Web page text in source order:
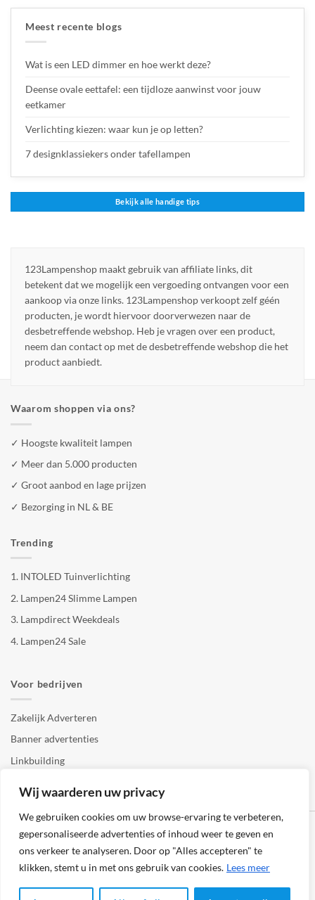
Wij waarderen uw privacy
We gebruiken cookies om uw browse-ervaring te verbeteren,
gepersonaliseerde advertenties of inhoud weer te geven en
ons verkeer te analyseren. Door op "Alles accepteren" te
klikken, stemt u in met ons gebruik van cookies. Lees meer
Meest recente blogs
Wat is een LED dimmer en hoe werkt deze?
Deense ovale eettafel: een tijdloze aanwinst voor jouw
eetkamer
Verlichting kiezen: waar kun je op letten?
7 designklassiekers onder tafellampen
Bekijk alle handige tips
123Lampenshop maakt gebruik van affiliate links, dit
betekent dat we mogelijk een vergoeding ontvangen voor een
aankoop via onze links. 123Lampenshop verkoopt zelf géén
producten, je wordt hiervoor doorverwezen naar de
desbetreffende webshop. Heb je vragen over een product,
neem dan contact op met de desbetreffende webshop die het
product aanbiedt.
Waarom shoppen via ons?
✓ Hoogste kwaliteit lampen
✓ Meer dan 5.000 producten
✓ Groot aanbod en lage prijzen
✓ Bezorging in NL & BE
Trending
1. INTOLED Tuinverlichting
2. Lampen24 Slimme Lampen
3. Lampdirect Weekdeals
4. Lampen24 Sale
Voor bedrijven
Zakelijk Adverteren
Banner advertenties
Linkbuilding